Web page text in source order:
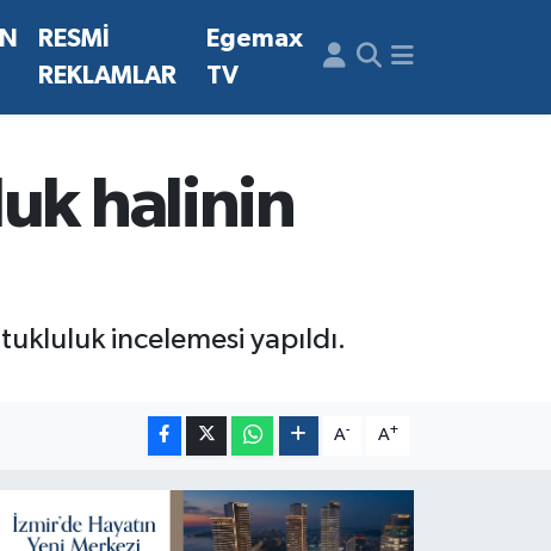
RESMİ
REKLAMLAR
Egemax
TV
halinin
incelemesi yapıldı.
A- A+